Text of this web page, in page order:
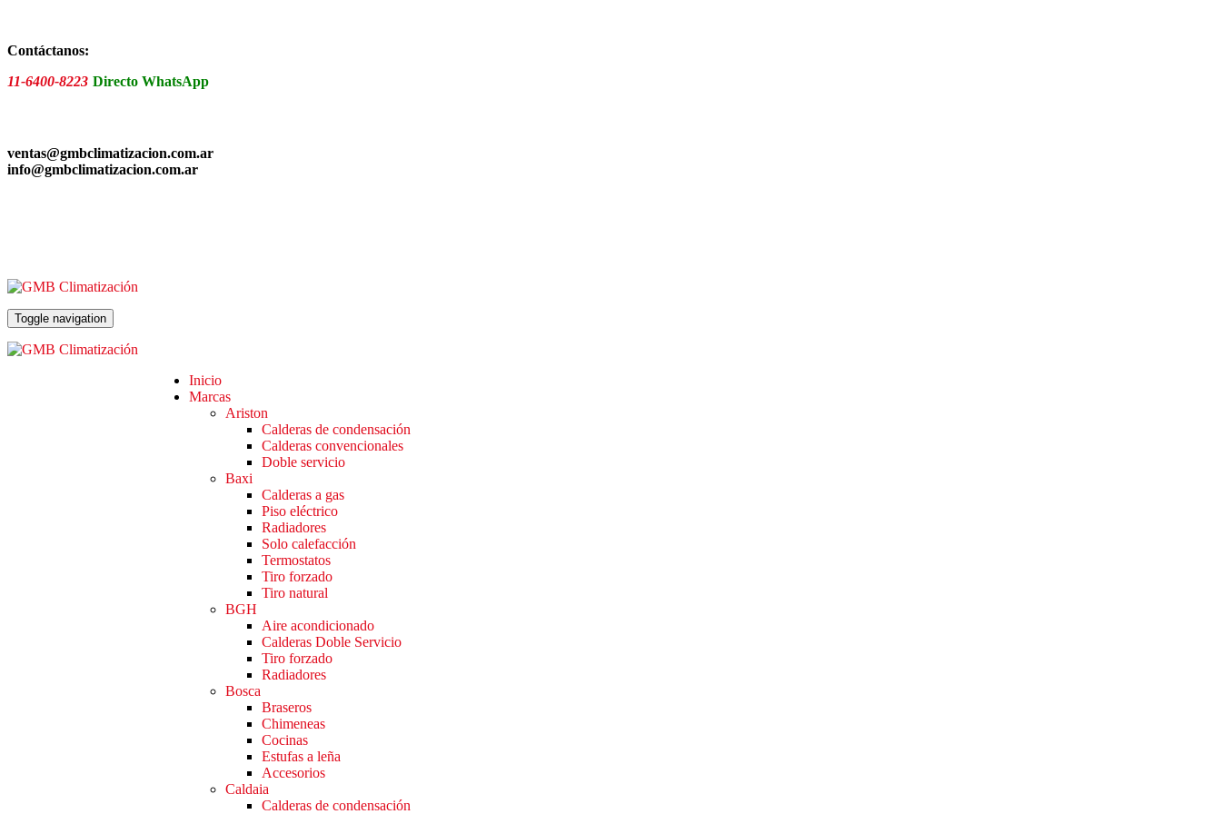
the
Contáctanos:
11-6400-8223 Directo WhatsApp
ventas@gmbclimatizacion.com.ar
info@gmbclimatizacion.com.ar
Toggle navigation
Inicio
Marcas
Ariston
Calderas de condensación
Calderas convencionales
Doble servicio
Baxi
Calderas a gas
Piso eléctrico
Radiadores
Solo calefacción
Termostatos
Tiro forzado
Tiro natural
BGH
Aire acondicionado
Calderas Doble Servicio
Tiro forzado
Radiadores
Bosca
Braseros
Chimeneas
Cocinas
Estufas a leña
Accesorios
Caldaia
Calderas de condensación